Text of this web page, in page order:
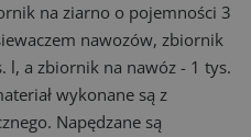
na ziarno o pojemności 3
nawozów, zbiornik
l, a zbiornik na nawóz - 1 tys.
wykonane są z
Napędzane są